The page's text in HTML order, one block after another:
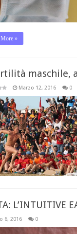
More »
maschile,
Marzo 12, 2016 0
L’INTUITIVE
6, 2016 0